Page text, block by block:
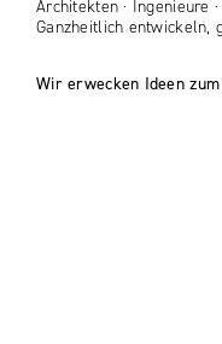
Architekten · Ingenieure
Ganzheitlich entwickeln,
Wir erwecken Ideen